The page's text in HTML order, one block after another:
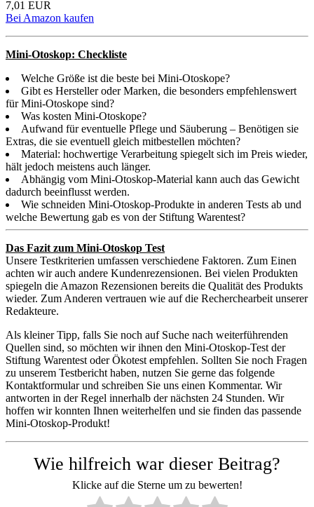
7,01 EUR
Bei Amazon kaufen
Mini-Otoskop: Checkliste
Welche Größe ist die beste bei Mini-Otoskope?
Gibt es Hersteller oder Marken, die besonders empfehlenswert
für Mini-Otoskope sind?
Was kosten Mini-Otoskope?
Aufwand für eventuelle Pflege und Säuberung – Benötigen sie
Extras, die sie eventuell gleich mitbestellen möchten?
Material: hochwertige Verarbeitung spiegelt sich im Preis wieder,
hält jedoch meistens auch länger.
Abhängig vom Mini-Otoskop-Material kann auch das Gewicht
dadurch beeinflusst werden.
Wie schneiden Mini-Otoskop-Produkte in anderen Tests ab und
welche Bewertung gab es von der Stiftung Warentest?
Das Fazit zum Mini-Otoskop Test
Unsere Testkriterien umfassen verschiedene Faktoren. Zum Einen
achten wir auch andere Kundenrezensionen. Bei vielen Produkten
spiegeln die Amazon Rezensionen bereits die Qualität des Produkts
wieder. Zum Anderen vertrauen wie auf die Recherchearbeit unserer
Redakteure.
Als kleiner Tipp, falls Sie noch auf Suche nach weiterführenden
Quellen sind, so möchten wir ihnen den Mini-Otoskop-Test der
Stiftung Warentest oder Ökotest empfehlen. Sollten Sie noch Fragen
zu unserem Testbericht haben, nutzen Sie gerne das folgende
Kontaktformular und schreiben Sie uns einen Kommentar. Wir
antworten in der Regel innerhalb der nächsten 24 Stunden. Wir
hoffen wir konnten Ihnen weiterhelfen und sie finden das passende
Mini-Otoskop-Produkt!
Wie hilfreich war dieser Beitrag?
Klicke auf die Sterne um zu bewerten!